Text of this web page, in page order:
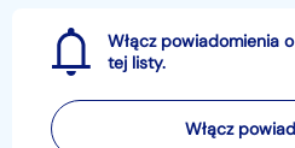
Włącz powiadomienia
tej listy.
Włącz